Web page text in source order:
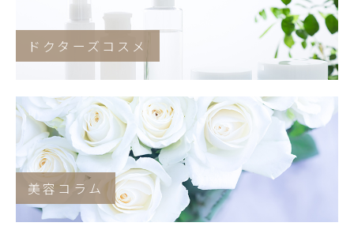
ドクターズコスメ
美容コラム